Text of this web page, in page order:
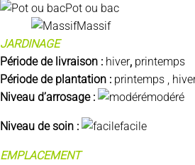
Pot ou bac
Massif
JARDINAGE
Période de livraison : hiver, printemps
Période de plantation : printemps ,
Niveau d’arrosage :
modéré
Niveau de soin : facile
EMPLACEMENT